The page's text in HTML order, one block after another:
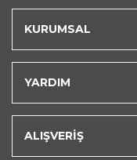
KURUMSAL
YARDIM
ALIŞVERİŞ